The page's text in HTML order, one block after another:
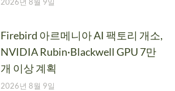
Firebird 아르메니아 AI 팩토리 개소,
NVIDIA Rubin·Blackwell GPU 7만
개 이상 계획
2026년 8월 9일